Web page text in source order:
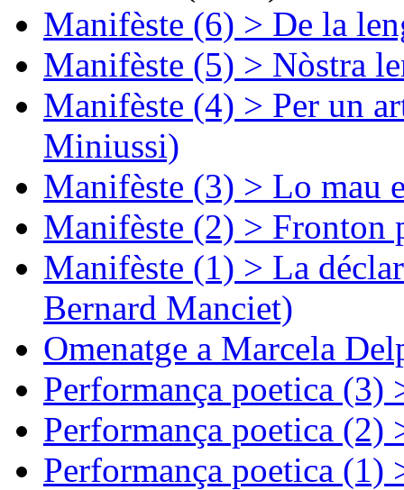
Manifèste (6) > De la
Manifèste (5) > Nòstra
Manifèste (4) > Per un
Miniussi)
Manifèste (3) > Lo mau
Manifèste (2) > Fronton
Manifèste (1) > La
Bernard Manciet)
Omenatge a Marcela
Performança poetica (3)
Performança poetica (2)
Performança poetica (1)